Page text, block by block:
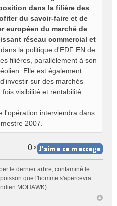
dans la filière des
du savoir-faire et de
européen du marché de
réseau commercial et
la politique d'EDF EN de
filières, parallèlement à son
Elle est également
sur des marchés
visibilité et rentabilité.
l'opération interviendra dans
2007.
0 x
le dernier arbre, contaminé le
que l'homme s'apercevra
MOHAWK).